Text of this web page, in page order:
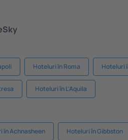
Hoteluri în Roma Hoteluri
Hoteluri în L'Aquila
în Achnasheen Hoteluri în Gibbston